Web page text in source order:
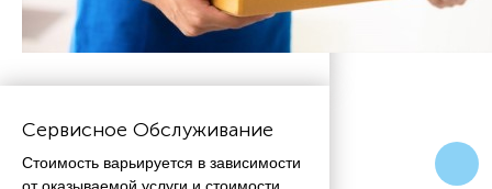
Сервисное Обслуживание
Стоимость варьируется в зависимости